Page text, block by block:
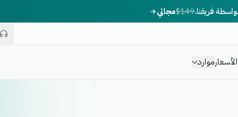
فريقنا.$149مجاني
الأسعارموارد